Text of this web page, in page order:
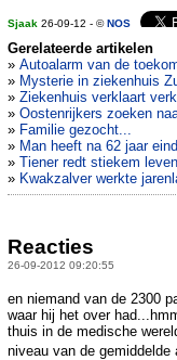
Sjaak 26-09-12 - ©NOS
Gerelateerde artikelen
» Autoalarm van de
» Mysterie in ziekenhuis
» Ziekenhuis verklaart
» Oostenrijkers zoeken
» Familie gezocht...
» Man heeft na 62 jaar
» Tiener redt stiekem
» Kwakzalver werkte
Reacties
26-09-2012 09:20:55
en niemand van de 2300
waar hij het over
thuis in de medische
niveau van de gemiddelde